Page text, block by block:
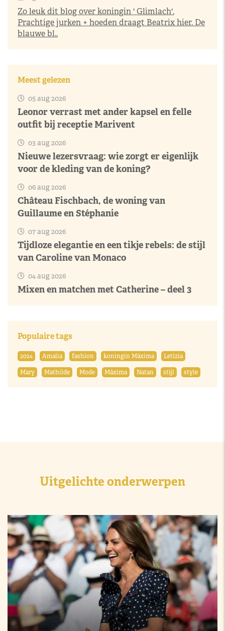
Zo leuk dit blog over koningin ' Glimlach'.
Prachtige jurken + hoeden draagt Beatrix hier. De
blauwe bl..
Meest gelezen
05 aug 2026
Leonor verrast met ander kapsel en felle
outfit bij receptie Marivent
03 aug 2026
Nieuwe lezersvraag: wie zorgt er eigenlijk
voor de kleding van de koning?
06 aug 2026
Château Fischbach, de woning van
Guillaume en Stéphanie
07 aug 2026
Tijdloze elegantie en een tikje rebels: de stijl
van Caroline van Monaco
04 aug 2026
Mixen en matchen met Catherine – deel 3
Populaire tags
2024 Amalia fashion koningin Máxima
Letizia
Mary
Mathilde Mode Máxima Natan stijl style
Uitgelichte onderwerpen